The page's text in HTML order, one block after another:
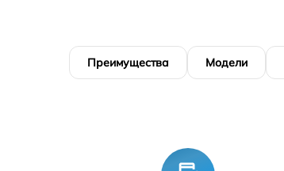
Преимущества Модели